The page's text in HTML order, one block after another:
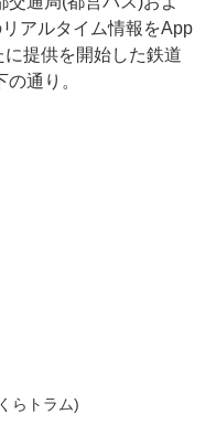
アルタイム情報をApp
提供を開始した鉄道
通り。
らトラム)